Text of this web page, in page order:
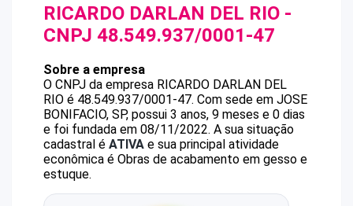
RICARDO DARLAN DEL RIO -
CNPJ 48.549.937/0001-47
Sobre a empresa
O CNPJ da empresa RICARDO DARLAN DEL
RIO é 48.549.937/0001-47. Com sede em JOSE
BONIFACIO, SP, possui 3 anos, 9 meses e 0 dias
e foi fundada em 08/11/2022. A sua situação
cadastral é ATIVA e sua principal atividade
econômica é Obras de acabamento em gesso e
estuque.